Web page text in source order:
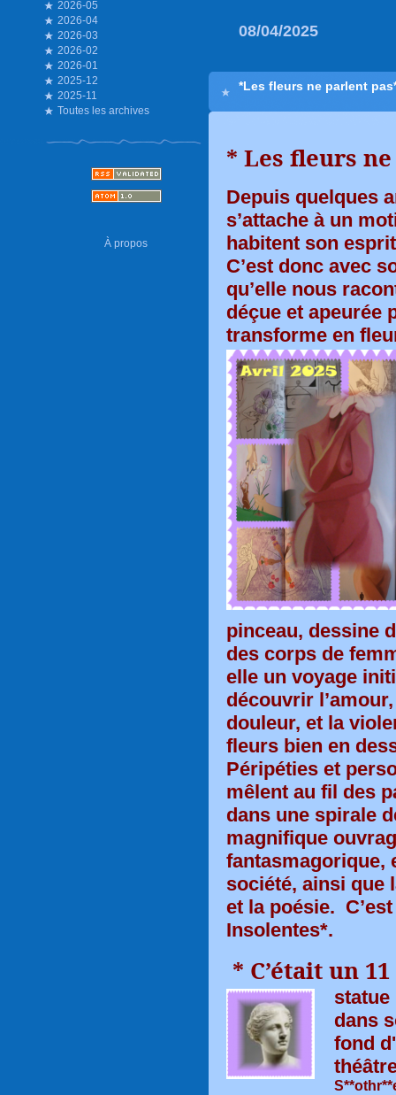
2026-05
2026-04
2026-03
2026-02
2026-01
2025-12
2025-11
Toutes les archives
À propos
08/04/2025
*Les fleurs ne parlent
* Les fleurs
Depuis quelques
s’attache à un
habitent son
C’est donc avec
qu’elle nous
déçue et apeurée
transforme en
pinceau, dessine
des corps de
elle un voyage
découvrir
douleur, et la
fleurs bien en
Péripéties et
mêlent au fil des
dans une spirale
magnifique
fantasmagorique,
société, ainsi que
et la poésie.
Insolentes*.
* C’était un
dans
fond